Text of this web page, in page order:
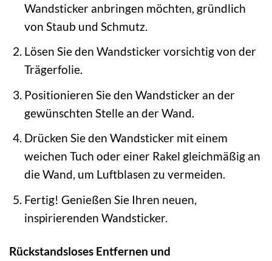
Wandsticker anbringen möchten, gründlich
von Staub und Schmutz.
Lösen Sie den Wandsticker vorsichtig von der
Trägerfolie.
Positionieren Sie den Wandsticker an der
gewünschten Stelle an der Wand.
Drücken Sie den Wandsticker mit einem
weichen Tuch oder einer Rakel gleichmäßig an
die Wand, um Luftblasen zu vermeiden.
Fertig! Genießen Sie Ihren neuen,
inspirierenden Wandsticker.
Rückstandsloses Entfernen und